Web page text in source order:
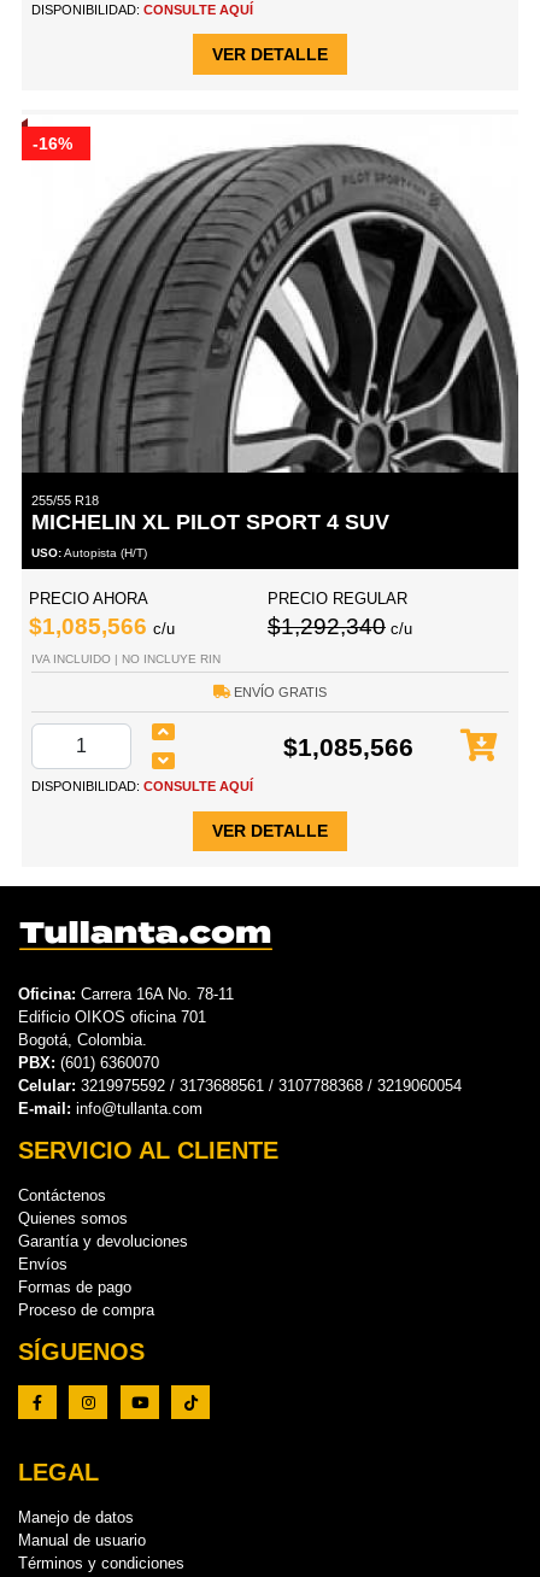
DISPONIBILIDAD: CONSULTE AQUÍ
VER DETALLE
-16%
255/55 R18
MICHELIN XL PILOT SPORT 4 SUV
USO:Autopista (H/T)
PRECIO AHORA
$1,085,566 c/u
PRECIO REGULAR
$1,292,340 c/u
IVA INCLUIDO | NO INCLUYE RIN
ENVÍO GRATIS
$1,085,566
DISPONIBILIDAD: CONSULTE AQUÍ
VER DETALLE
Oficina: Carrera 16A No. 78-11
Edificio OIKOS oficina 701
Bogotá, Colombia.
PBX: (601) 6360070
Celular: 3219975592 / 3173688561 / 3107788368 / 3219060054
E-mail: info@tullanta.com
SERVICIO AL CLIENTE
Contáctenos
Quienes somos
Garantía y devoluciones
Envíos
Formas de pago
Proceso de compra
SÍGUENOS
LEGAL
Manejo de datos
Manual de usuario
Términos y condiciones